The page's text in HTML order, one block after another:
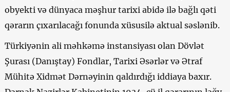
obyekti və dünyaca məşhur tarixi abidə ilə bağlı qəti
qərarın çıxarılacağı fonunda xüsusilə aktual səslənib.
Türkiyənin ali məhkəmə instansiyası olan Dövlət
Şurası (Danıştay) Fondlar, Tarixi Əsərlər və Ətraf
Mühitə Xidmət Dərnəyinin qaldırdığı iddiaya baxır.